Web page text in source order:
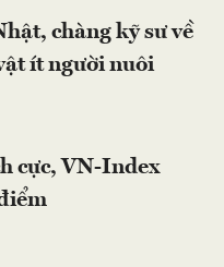
chàng kỹ sư về
ít người nuôi
cực, VN-Index